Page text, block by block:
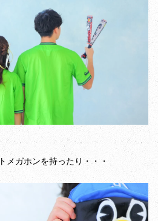
メガホンを持ったり・・・